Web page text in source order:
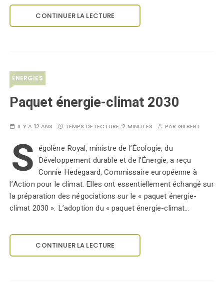
CONTINUER LA LECTURE
ÉNERGIES
Paquet énergie-climat 2030
IL Y A 12 ANS TEMPS DE LECTURE :2 MINUTES PAR GILBERT
S égolène Royal, ministre de l’Écologie, du
Développement durable et de l’Énergie, a reçu
Connie Hedegaard, Commissaire européenne à
l’Action pour le climat. Elles ont essentiellement échangé sur
la préparation des négociations sur le « paquet énergie-
climat 2030 ». L’adoption du « paquet énergie-climat…
CONTINUER LA LECTURE